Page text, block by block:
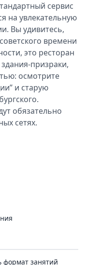
сервис
на увлекательную
Вы удивитесь,
времени
это ресторан
призраки,
осмотрите
и старую
обязательно
сетях.
формат занятий